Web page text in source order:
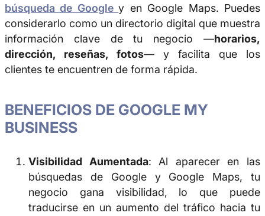
búsqueda de Googley en Google Maps. Puedes
considerarlo como un directorio digital que muestra
información clave de tu negocio —horarios,
dirección, reseñas, fotos— y facilita que los
clientes te encuentren de forma rápida.
BENEFICIOS DE GOOGLE MY
BUSINESS
Visibilidad Aumentada: Al aparecer en las
búsquedas de Google y Google Maps, tu
negocio gana visibilidad, lo que puede
traducirse en un aumento del tráfico hacia tu